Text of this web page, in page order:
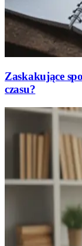
Zaskakujące
czasu?